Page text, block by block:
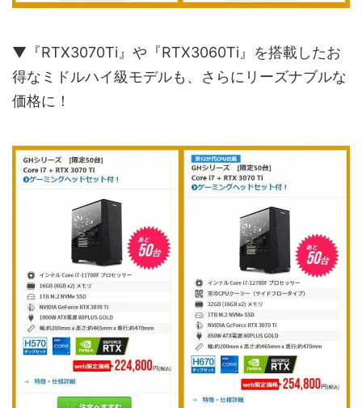
▼『RTX3070Ti』や『RTX3060Ti』を搭載したお
得なミドルハイ級モデルも、さらにリーズナブルな
価格に！